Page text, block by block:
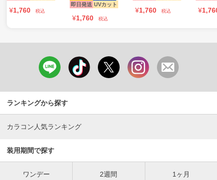
¥1,760 税込
即日発送 UVカット
¥1,760 税込
¥1,760 税込 ¥
ランキングから探す
カラコン人気ランキング
装用期間で探す
ワンデー 2週間 1ヶ月